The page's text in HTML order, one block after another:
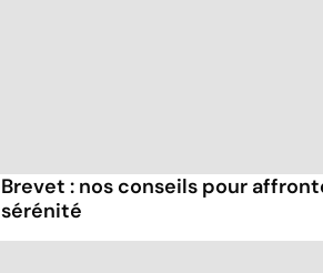
Brevet : nos conseils pour
sérénité